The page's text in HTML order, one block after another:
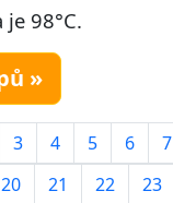
98°C.
»
3 4 5 6 7
20 21 22 23